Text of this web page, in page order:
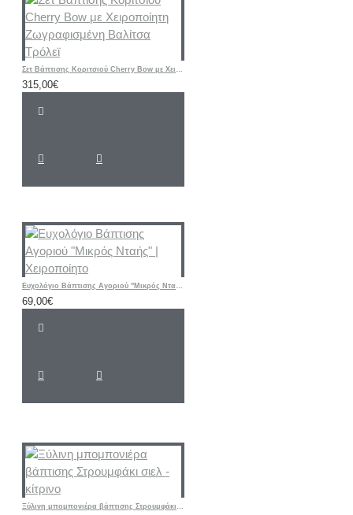
Σετ Βάπτισης Κοριτσιού Cherry Bow με Χειροποίητη Ζωγραφισμένη Βαλίτσα Τρόλεϊ
315,00€
Ευχολόγιο Βάπτισης Αγοριού "Μικρός Νταής" | Χειροποίητο
69,00€
Ξύλινη μπομπονιέρα βάπτισης Στρουμφάκι σιελ - κίτρινο